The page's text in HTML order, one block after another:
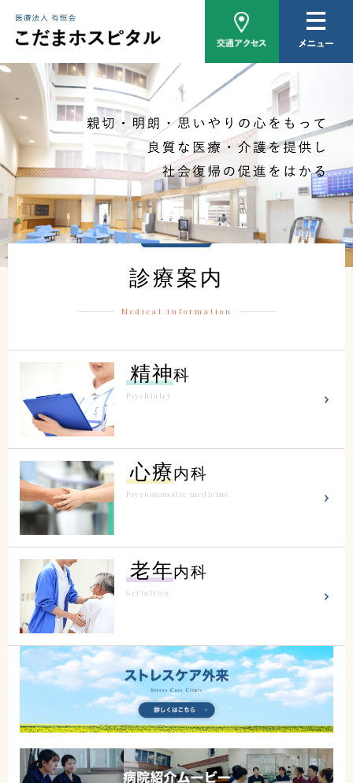
医師紹介
外来について
入院について
家族相談
おしらせ
こだまホスピタル
宮城県石巻市山下町2丁目5番
7号
0225-22-5431(代)
0225-23-0811
交通アクセスはこちら
診療案内
Medical information
精神科
Psychiatry
心療内科
Psychosomatic medicine
老年内科
Geriatrics